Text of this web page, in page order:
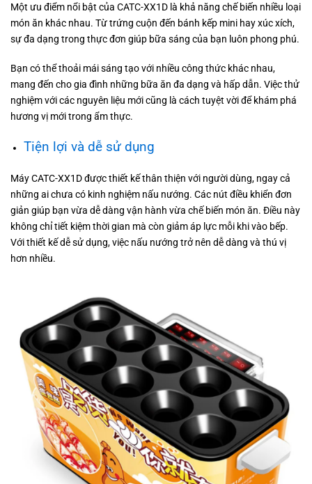
Một ưu điểm nổi bật của CATC-XX1D là khả năng chế biến nhiều loại
món ăn khác nhau. Từ trứng cuộn đến bánh kếp mini hay xúc xích,
sự đa dạng trong thực đơn giúp bữa sáng của bạn luôn phong phú.
Bạn có thể thoải mái sáng tạo với nhiều công thức khác nhau,
mang đến cho gia đình những bữa ăn đa dạng và hấp dẫn. Việc thử
nghiệm với các nguyên liệu mới cũng là cách tuyệt vời để khám phá
hương vị mới trong ẩm thực.
Tiện lợi và dễ sử dụng
Máy CATC-XX1D được thiết kế thân thiện với người dùng, ngay cả
những ai chưa có kinh nghiệm nấu nướng. Các nút điều khiển đơn
giản giúp bạn vừa dễ dàng vận hành vừa chế biến món ăn. Điều này
không chỉ tiết kiệm thời gian mà còn giảm áp lực mỗi khi vào bếp.
Với thiết kế dễ sử dụng, việc nấu nướng trở nên dễ dàng và thú vị
hơn nhiều.